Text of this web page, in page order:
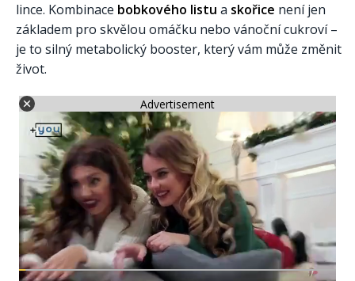
lince. Kombinace bobkového listu a skořice není jen
základem pro skvělou omáčku nebo vánoční cukroví –
je to silný metabolický booster, který vám může změnit
život.
Advertisement